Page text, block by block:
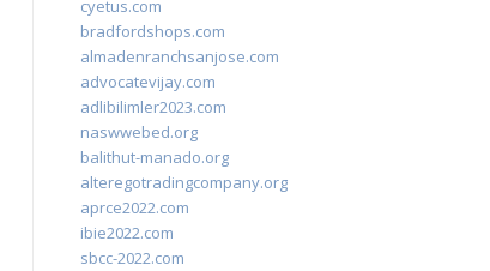
cyetus.com
bradfordshops.com
almadenranchsanjose.com
advocatevijay.com
adlibilimler2023.com
naswwebed.org
balithut-manado.org
alteregotradingcompany.org
aprce2022.com
ibie2022.com
sbcc-2022.com